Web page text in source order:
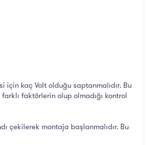
için kaç Volt olduğu saptanmalıdır. Bu
faktörlerin olup olmadığı kontrol
çekilerek montaja başlanmalıdır. Bu